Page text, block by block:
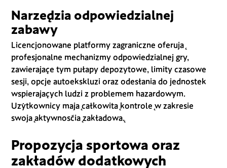
Narzędzia odpowiedzialnej
zabawy
Licencjonowane platformy zagraniczne oferują
profesjonalne mechanizmy odpowiedzialnej gry,
zawierające tym pułapy depozytowe, limity czasowe
sesji, opcje autoekskluzi oraz odesłania do jednostek
wspierających ludzi z problemem hazardowym.
Użytkownicy mają całkowitą kontrolę w zakresie
swoją aktywnością zakładową.
Propozycja sportowa oraz
zakładów dodatkowych